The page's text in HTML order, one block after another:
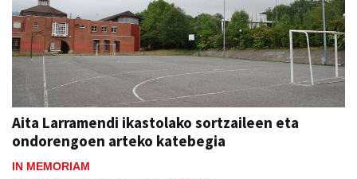
Aita Larramendi ikastolako sortzaileen eta
ondorengoen arteko katebegia
IN MEMORIAM